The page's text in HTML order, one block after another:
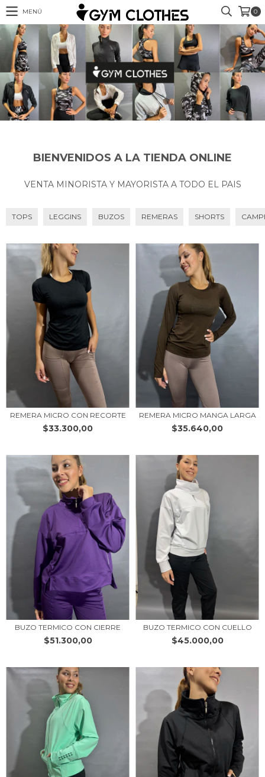
MENÚ 0
BIENVENIDOS A LA TIENDA ONLINE
VENTA MINORISTA Y MAYORISTA A TODO EL PAIS
TOPS LEGGINS BUZOS REMERAS SHORTS
REMERA MICRO CON RECORTE
$33.300,00
REMERA MICRO MANGA LARGA
$35.640,00
BUZO TERMICO CON CIERRE
$51.300,00
BUZO TERMICO CON CUELLO
$45.000,00